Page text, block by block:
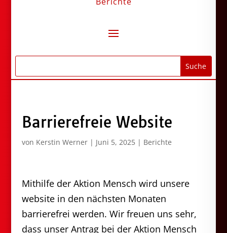
Barrierefreie Website
von Kerstin Werner| Juni 5, 2025| Berichte
Mithilfe der Aktion Mensch wird unsere
website in den nächsten Monaten
barrierefrei werden. Wir freuen uns sehr,
dass unser Antrag bei der Aktion Mensch